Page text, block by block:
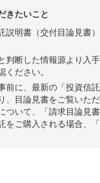
きたいこと
説明書（交付目論見
判断した情報源より入
ください。
前に、最新の「投資信
、目論見書をご覧いた
ついて、「請求目論見
をご購入される場合、